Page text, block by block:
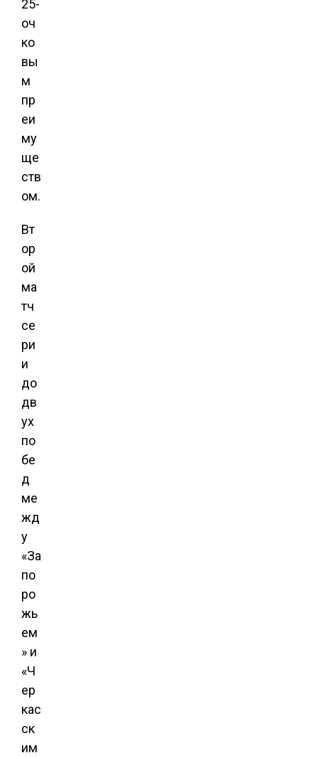
25-
оч
ко
вы
м
пр
еи
му
ще
ств
ом.
Вт
ор
ой
ма
тч
се
ри
и
до
дв
ух
по
бе
д
ме
жд
у
«За
по
ро
жь
ем
» и
«Ч
ер
кас
ск
им